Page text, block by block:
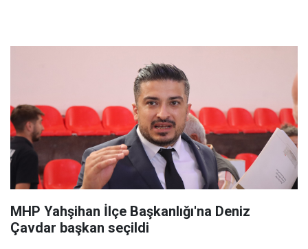
MHP Yahşihan İlçe Başkanlığı'na Deniz
Çavdar başkan seçildi